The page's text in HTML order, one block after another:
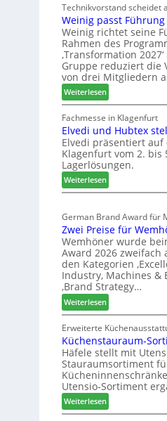
h
l
a
n
d
z
u
r
H
a
u
s
m
e
s
s
e
b
e
l
b
r
a
n
c
h
e
e
r
ö
r
t
e
t
Z
u
k
u
n
f
t
Technikvorstand scheidet
Weinig passt Führung
Weinig richtet seine
Rahmen des
‚Transformation
Gruppe reduziert die
von drei Mitgliedern
Weiterlesen:
W
e
i
n
i
g
p
a
s
t
F
ü
h
r
u
n
g
a
n
Fachmesse in Klagenfurt
Elvedi und Hubtex
Elvedi präsentiert auf
Klagenfurt vom 2. bis
Lagerlösungen.
Weiterlesen:
E
v
e
d
i
u
n
d
H
u
b
t
e
x
s
t
e
German Brand Award für
Zwei Preise für
Wemhöner wurde
Award 2026 zweifach
den Kategorien
Industry, Machines &
‚Brand Strategy…
Weiterlesen:
Z
w
e
i
P
r
e
i
s
Erweiterte
Küchenstauraum-
Häfele stellt mit
Stauraumsortiment
Utensio-Sortiment
Weiterlesen:
K